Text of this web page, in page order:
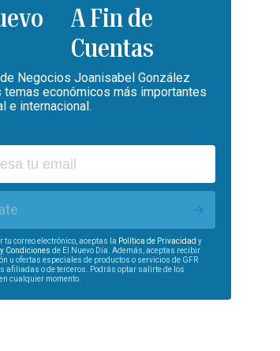
A Fin de
Cuentas
Negocios Joanisabel González
temas económicos más importantes
e internacional.
tu correo electrónico, aceptas la Política de Privacidad y
Condiciones de El Nuevo Día. Además, aceptas recibir
u ofertas especiales de productos o servicios de GFR
afiliadas o de terceros. Podrás optar salirte de los
cualquier momento.